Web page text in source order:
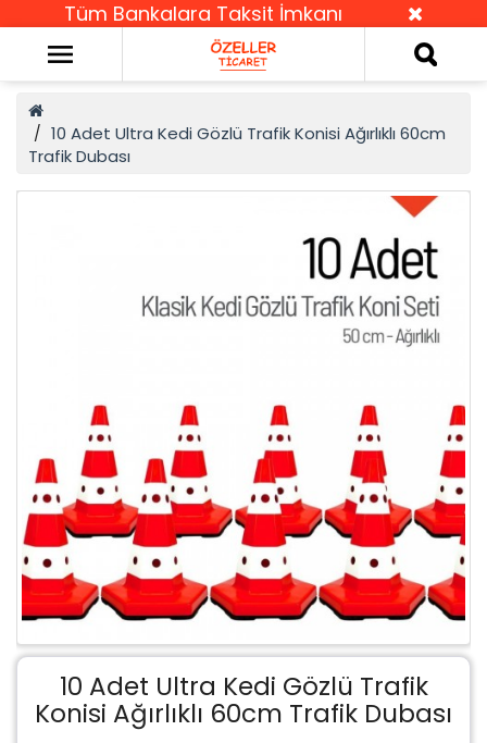
Tüm Bankalara Taksit İmkanı
10 Adet Ultra Kedi Gözlü Trafik Konisi Ağırlıklı 60cm
Trafik Dubası
10 Adet Ultra Kedi Gözlü Trafik
Konisi Ağırlıklı 60cm Trafik Dubası